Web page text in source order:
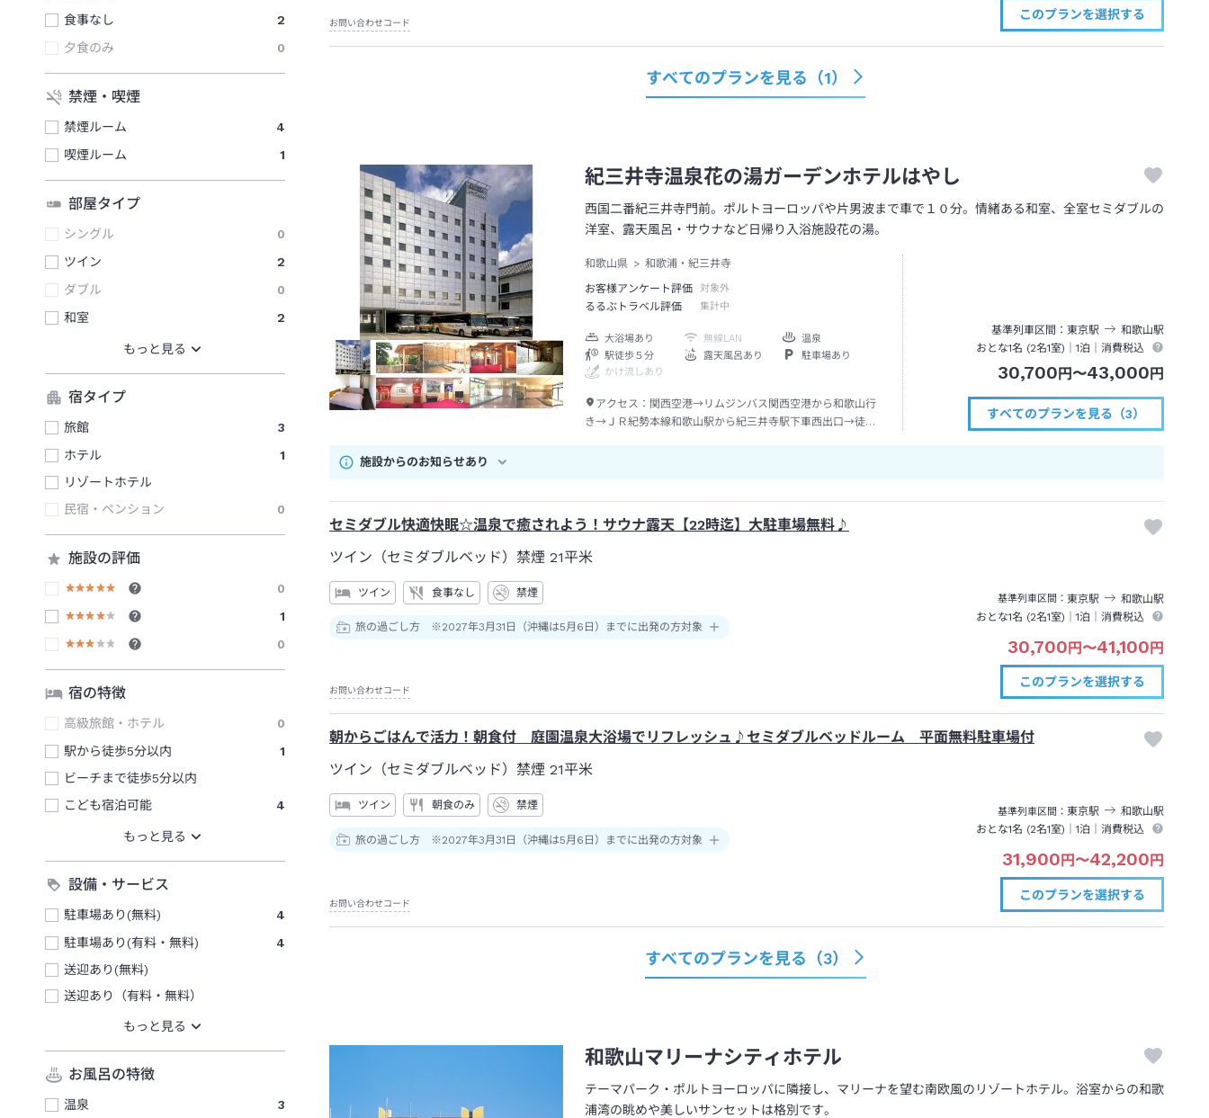
食事なし
2
夕食のみ
0
禁煙・喫煙
禁煙ルーム
4
喫煙ルーム
1
部屋タイプ
シングル
0
ツイン
2
ダブル
0
和室
2
宿タイプ
旅館
3
ホテル
1
リゾートホテル
民宿・ペンション
0
施設の評価
0
1
0
宿の特徴
高級旅館・ホテル
0
駅から徒歩5分以内
1
ビーチまで徒歩5分以内
こども宿泊可能
4
設備・サービス
駐車場あり(無料)
4
駐車場あり(有料・無料)
4
送迎あり(無料)
送迎あり（有料・無料）
お風呂の特徴
温泉
3
お問い合わせコード
このプランを選択する
すべてのプランを見る（1）
紀三井寺温泉花の湯ガーデンホテルはやし
西国二番紀三井寺門前。ポルトヨーロッパや片男波まで車で１０分。情緒ある和室、全室セミダブルの
洋室、露天風呂・サウナなど日帰り入浴施設花の湯。
和歌山県
和歌浦・紀三井寺
お客様アンケート評価
対象外
るるぶトラベル評価 集計中
大浴場あり 無線LAN
温泉
駅徒歩５分
露天風呂あり
駐車場あり
かけ流しあり
アクセス： 関西空港→リムジンバス関西空港から和歌山行
き→ＪＲ紀勢本線和歌山駅から紀三井寺駅下車西出口→徒歩
基準列車区間 東京駅 和歌山駅
おとな1名 (2名1室)｜1泊 ｜消費税込
30,700円〜43,000円
すべてのプランを見る（3）
施設からのお知らせあり
セミダブル快適快眠☆温泉で癒されよう！サウナ露天【22時迄】大駐車場無料♪
ツイン（セミダブルベッド）禁煙 21平米
ツイン 食事なし 禁煙
旅の過ごし方 ※2027年3月31日（沖縄は5月6日）までに出発の方対象
基準列車区間 東京駅 和歌山駅
おとな1名 (2名1室)｜1泊 ｜消費税込
30,700円〜41,100円
お問い合わせコード
このプランを選択する
朝からごはんで活力！朝食付 庭園温泉大浴場でリフレッシュ♪セミダブルベッドルーム 平面無料駐車場付
ツイン（セミダブルベッド）禁煙 21平米
ツイン 朝食のみ 禁煙
旅の過ごし方 ※2027年3月31日（沖縄は5月6日）までに出発の方対象
基準列車区間 東京駅 和歌山駅
おとな1名 (2名1室)｜1泊 ｜消費税込
31,900 円 〜42,200 円
お問い合わせコード
このプランを選択する
すべてのプランを見る（3）
和歌山マリーナシティホテル
テーマパーク・ポルトヨーロッパに隣接し、マリーナを望む南欧風のリゾートホテル。浴室からの和歌
浦湾の眺めや美しいサンセットは格別です。